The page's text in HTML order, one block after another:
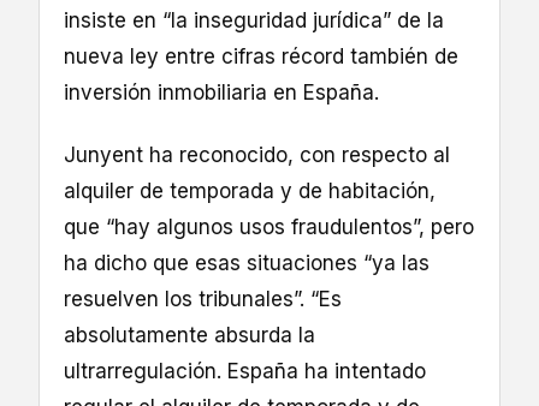
insiste en “la inseguridad jurídica” de la
nueva ley entre cifras récord también de
inversión inmobiliaria en España.
Junyent ha reconocido, con respecto al
alquiler de temporada y de habitación,
que “hay algunos usos fraudulentos”, pero
ha dicho que esas situaciones “ya las
resuelven los tribunales”. “Es
absolutamente absurda la
ultrarregulación. España ha intentado